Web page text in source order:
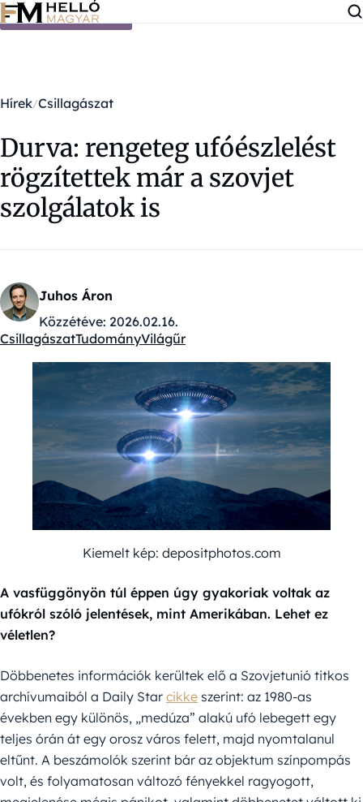
Ugrás a tartalomra
Hírek Csillagászat
Durva: rengeteg ufóészlelést
rögzítettek már a szovjet
szolgálatok is
Juhos Áron
Közzétéve: 2026.02.16.
Kategóriák:
CsillagászatTudományVilágűr
Kiemelt kép: depositphotos.com
A vasfüggönyön túl éppen úgy gyakoriak voltak az
ufókról szóló jelentések, mint Amerikában. Lehet ez
véletlen?
Döbbenetes információk kerültek elő a Szovjetunió titkos
archívumaiból a Daily Star cikke szerint: az 1980-as
években egy különös, „medúza” alakú ufó lebegett egy
teljes órán át egy orosz város felett, majd nyomtalanul
eltűnt. A beszámolók szerint bár az objektum színpompás
volt, és folyamatosan változó fényekkel ragyogott,